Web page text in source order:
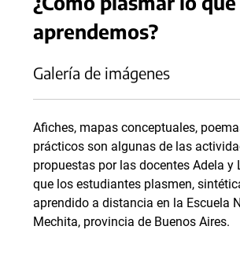
aprendemos?
Galería de imágenes
Afiches, mapas conceptuales,
prácticos son algunas de las
propuestas por las docentes Adela y
que los estudiantes plasmen,
aprendido a distancia en la Escuela
Mechita, provincia de Buenos Aires.